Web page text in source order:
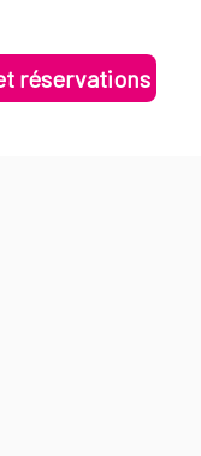
réservations